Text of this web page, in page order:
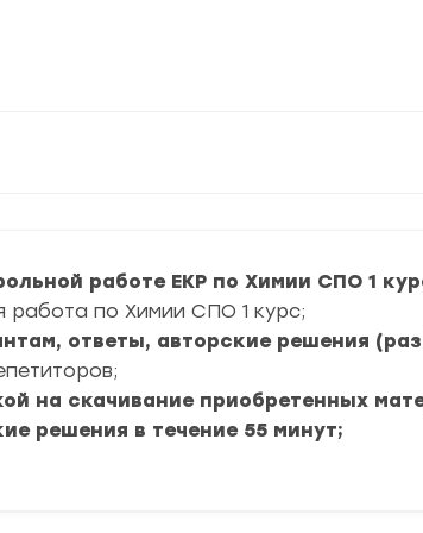
работе ЕКР по Химии СПО 1
работа по Химии СПО 1 курс;
ответы, авторские решения
на скачивание приобретенных
решения в течение 55 минут;